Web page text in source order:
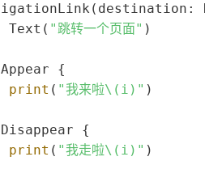
(destination:
Text ( "跳转一个页面" )
{
print ( "我来啦\(i) " )
{
print ( "我走啦\(i) " )